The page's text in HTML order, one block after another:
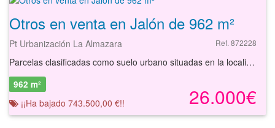
Otros en venta en Jalón de 962 m²
Pt Urbanización La Almazara Ref. 872228
Parcelas clasificadas como suelo urbano situadas en la localidad de Jalón, provincia de Alicante. Se trata de dos parcelas clasificadas como suelo urbano con una superficies de 972 m² y 9702 m². Los parámetros generales son Manzana 8 Hotelero y Manzana 11 comercial. Las comunicaciones son a través de los accesos viarios CV-720 y CV-750. La zona dispone de equipamiento variado a pocos minutos, con restaurantes, gimnasio, polideportivo, consultorio médico, etc. Con nuestros servicios podrá conocer las posibilidades reales de este suelo y valorar sus posibilidades de inversión. Empiece ahora mismo pidiendo más información. Un responsable cercano a usted le atenderá personalmente.
26.000€
962 m²
¡¡Ha bajado 743.500,00 €!!